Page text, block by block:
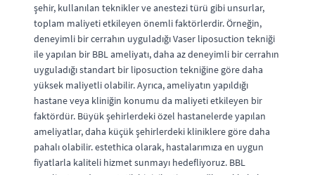
şehir, kullanılan teknikler ve anestezi türü gibi unsurlar,
toplam maliyeti etkileyen önemli faktörlerdir. Örneğin,
deneyimli bir cerrahın uyguladığı Vaser liposuction tekniği
ile yapılan bir BBL ameliyatı, daha az deneyimli bir cerrahın
uyguladığı standart bir liposuction tekniğine göre daha
yüksek maliyetli olabilir. Ayrıca, ameliyatın yapıldığı
hastane veya kliniğin konumu da maliyeti etkileyen bir
faktördür. Büyük şehirlerdeki özel hastanelerde yapılan
ameliyatlar, daha küçük şehirlerdeki kliniklere göre daha
pahalı olabilir. estethica olarak, hastalarımıza en uygun
fiyatlarla kaliteli hizmet sunmayı hedefliyoruz. BBL